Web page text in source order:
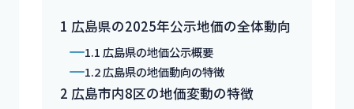
1 広島県の2025年公示地価の全体動向
1.1 広島県の地価公示概要
1.2広島県の地価動向の特徴
2 広島市内8区の地価変動の特徴